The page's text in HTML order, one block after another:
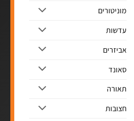
מוניטורים
עדשות
אביזרים
סאונד
תאורה
חצובות